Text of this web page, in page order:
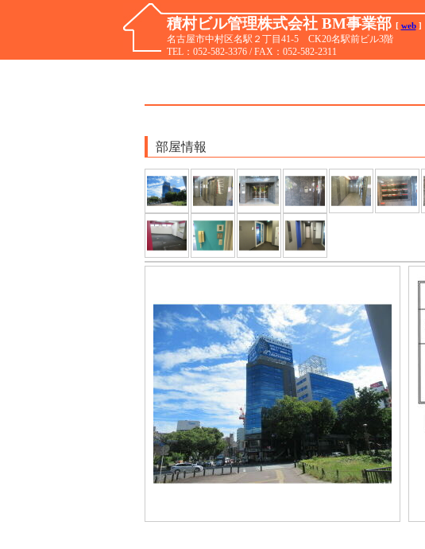
積村ビル管理株式会社 BM事業部 [ web]
名古屋市中村区名駅２丁目41-5 CK20名駅前ビル3階
TEL： 052-582-3376/ FAX：052-582-2311
部屋情報